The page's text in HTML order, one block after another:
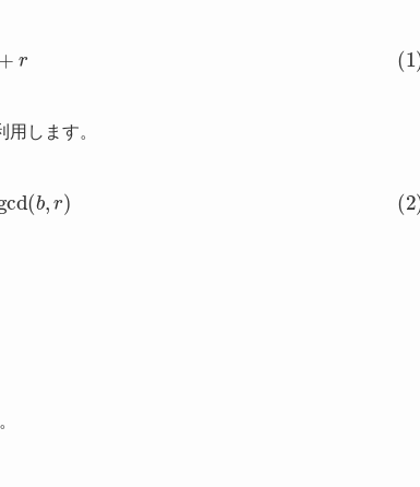
b +r
します。
=gcd( b,r)